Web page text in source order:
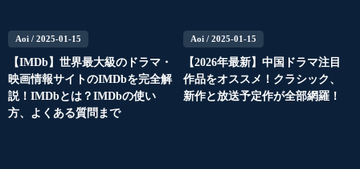
Aoi / 2025-01-15
【IMDb】世界最大級のドラマ・
映画情報サイトのIMDbを完全解
説！IMDbとは？IMDbの使い
方、よくある質問まで
Aoi/ 2025-01-15
【2026年最新】中国ドラマ注目
作品をオススメ！クラシック、
新作と放送予定作が全部網羅！